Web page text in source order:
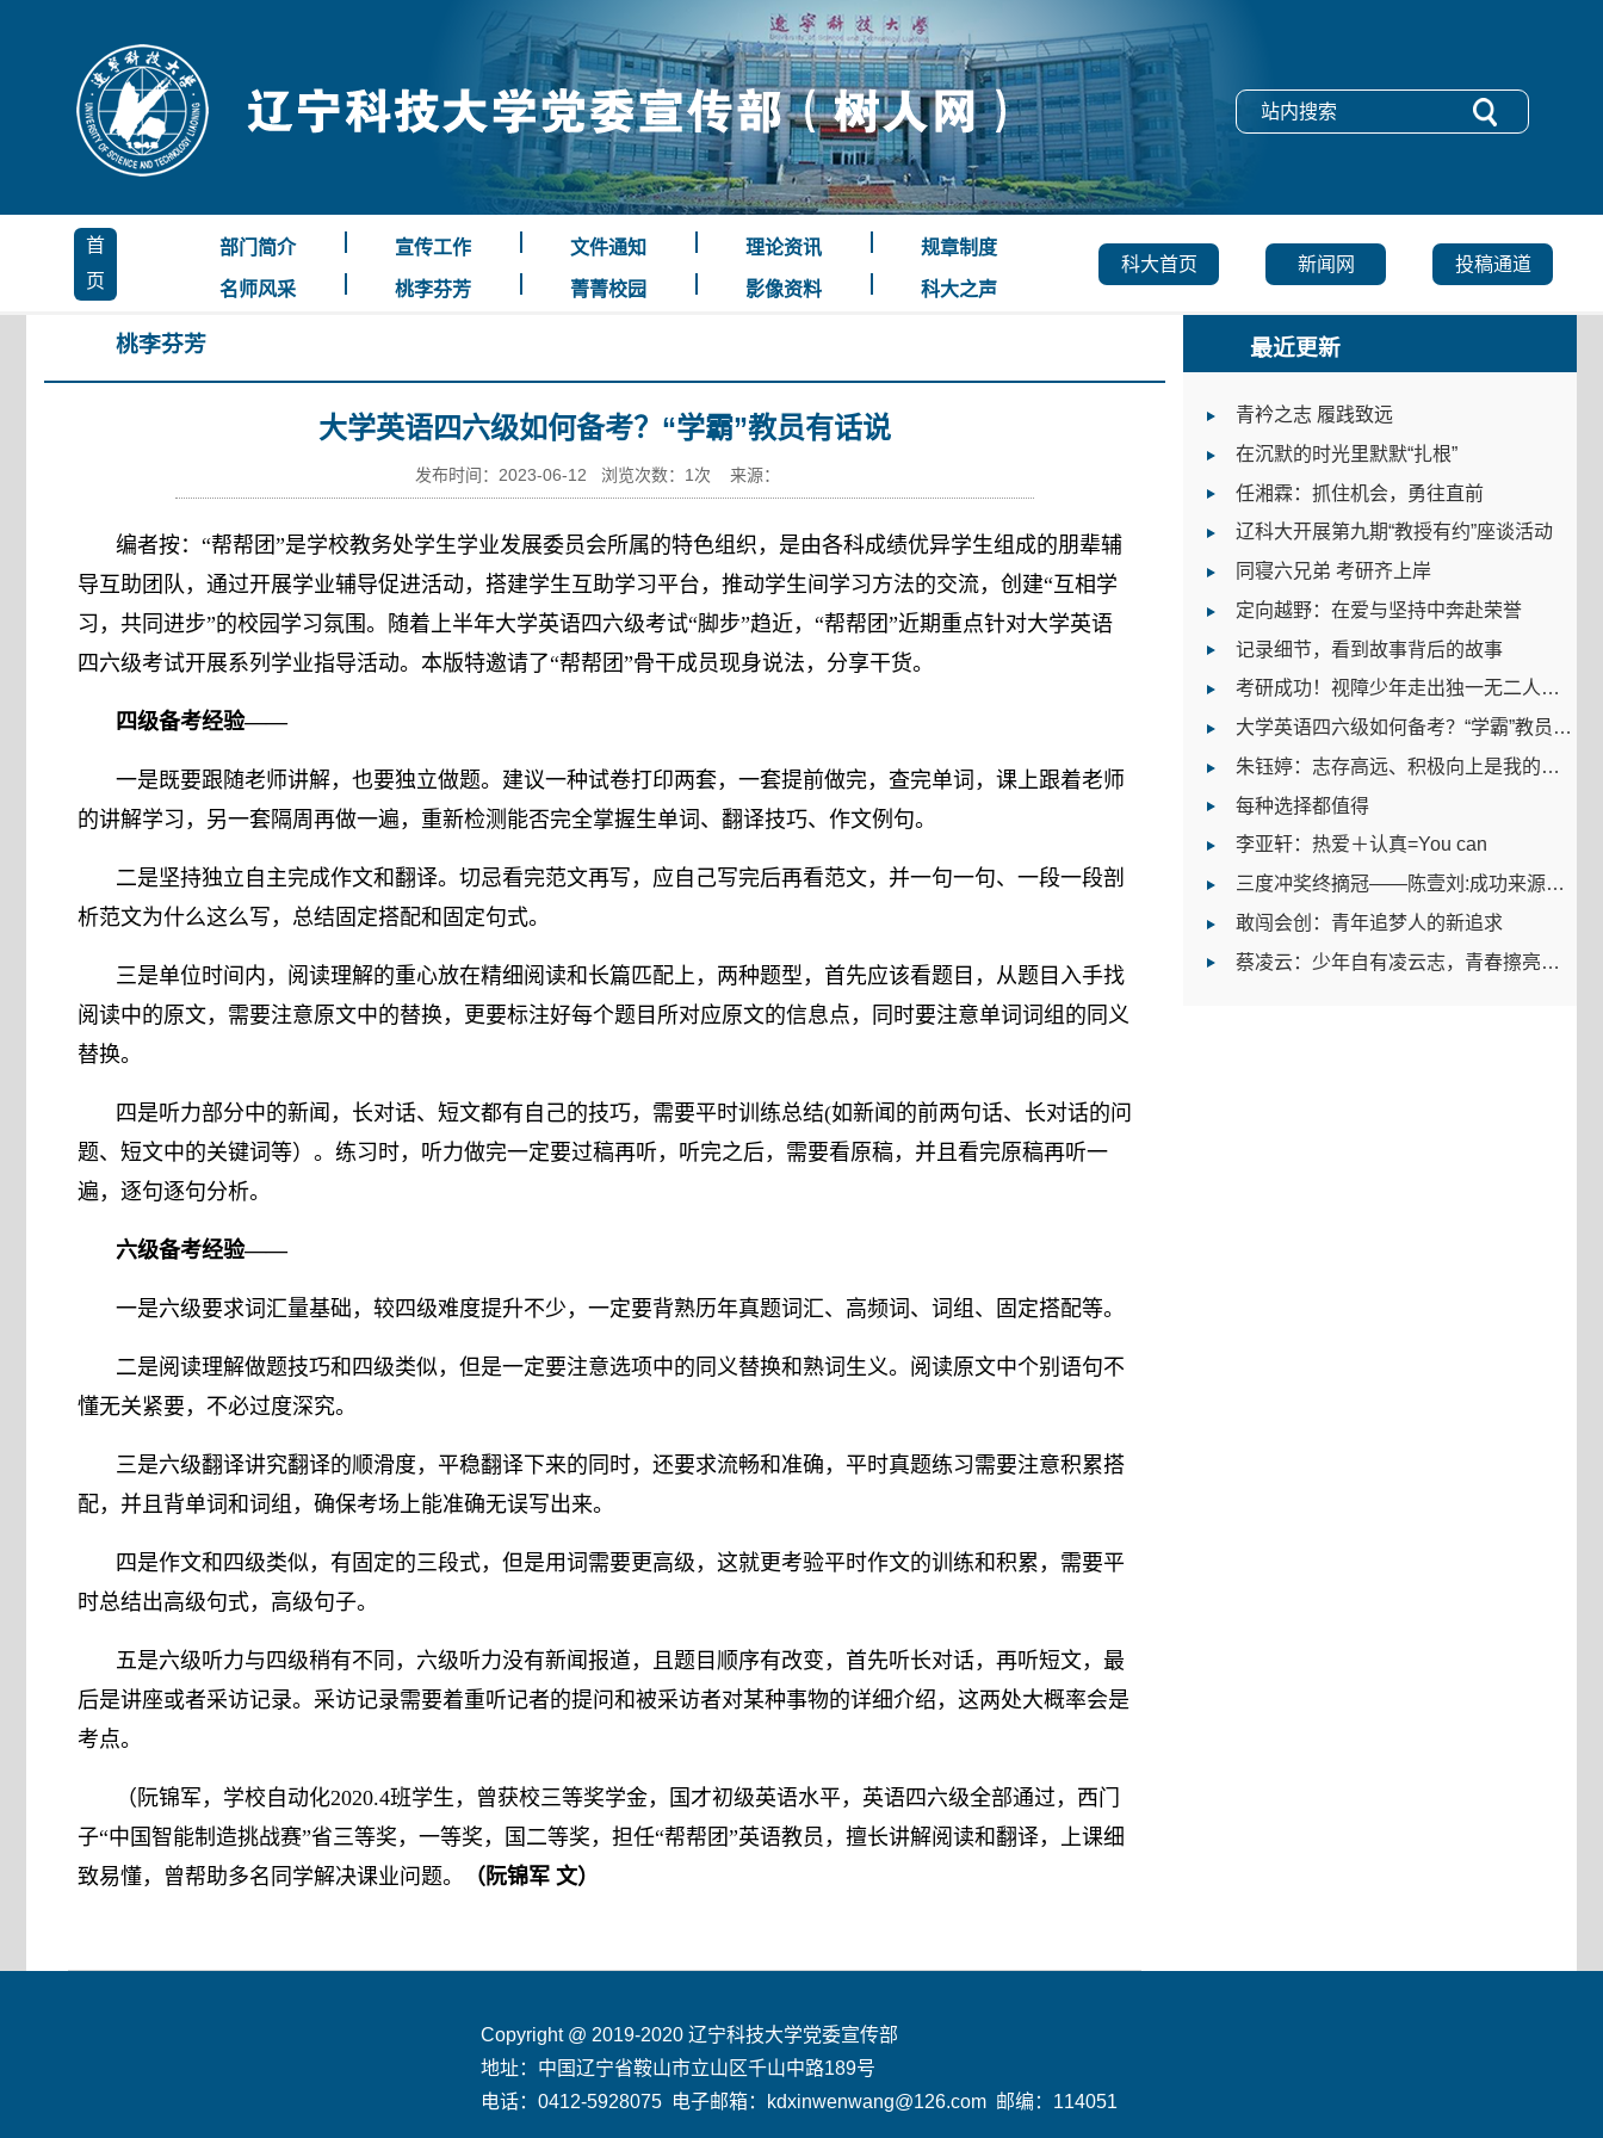
首
页
部门简介 宣传工作 文件通知 理论资讯 规章制度
名师风采 桃李芬芳 菁菁校园 影像资料 科大之声
科大首页 新闻网 投稿通道
桃李芬芳
大学英语四六级如何备考？“学霸”教员有话说
发布时间：2023-06-12 浏览次数： 1 次 来源：
编者按：“帮帮团”是学校教务处学生学业发展委员会所属的特色组织，是由各科成绩优异学生组成的朋辈辅
导互助团队，通过开展学业辅导促进活动，搭建学生互助学习平台，推动学生间学习方法的交流，创建“互相学
习，共同进步”的校园学习氛围。随着上半年大学英语四六级考试“脚步”趋近，“帮帮团”近期重点针对大学英语
四六级考试开展系列学业指导活动。本版特邀请了“帮帮团”骨干成员现身说法，分享干货。
四级备考经验——
一是既要跟随老师讲解，也要独立做题。建议一种试卷打印两套，一套提前做完，查完单词，课上跟着老师
的讲解学习，另一套隔周再做一遍，重新检测能否完全掌握生单词、翻译技巧、作文例句。
二是坚持独立自主完成作文和翻译。切忌看完范文再写，应自己写完后再看范文，并一句一句、一段一段剖
析范文为什么这么写，总结固定搭配和固定句式。
三是单位时间内，阅读理解的重心放在精细阅读和长篇匹配上，两种题型，首先应该看题目，从题目入手找
阅读中的原文，需要注意原文中的替换，更要标注好每个题目所对应原文的信息点，同时要注意单词词组的同义
替换。
四是听力部分中的新闻，长对话、短文都有自己的技巧，需要平时训练总结(如新闻的前两句话、长对话的问
题、短文中的关键词等）。练习时，听力做完一定要过稿再听，听完之后，需要看原稿，并且看完原稿再听一
遍，逐句逐句分析。
六级备考经验——
一是六级要求词汇量基础，较四级难度提升不少，一定要背熟历年真题词汇、高频词、词组、固定搭配等。
二是阅读理解做题技巧和四级类似，但是一定要注意选项中的同义替换和熟词生义。阅读原文中个别语句不
懂无关紧要，不必过度深究。
三是六级翻译讲究翻译的顺滑度，平稳翻译下来的同时，还要求流畅和准确，平时真题练习需要注意积累搭
配，并且背单词和词组，确保考场上能准确无误写出来。
四是作文和四级类似，有固定的三段式，但是用词需要更高级，这就更考验平时作文的训练和积累，需要平
时总结出高级句式，高级句子。
五是六级听力与四级稍有不同，六级听力没有新闻报道，且题目顺序有改变，首先听长对话，再听短文，最
后是讲座或者采访记录。采访记录需要着重听记者的提问和被采访者对某种事物的详细介绍，这两处大概率会是
考点。
（阮锦军，学校自动化2020.4班学生，曾获校三等奖学金，国才初级英语水平，英语四六级全部通过，西门
子“中国智能制造挑战赛”省三等奖，一等奖，国二等奖，担任“帮帮团”英语教员，擅长讲解阅读和翻译，上课细
致易懂，曾帮助多名同学解决课业问题。
（阮锦军 文）
最近更新
青衿之志 履践致远
在沉默的时光里默默“扎根”
任湘霖：抓住机会，勇往直前
辽科大开展第九期“教授有约”座谈活动
同寝六兄弟 考研齐上岸
定向越野：在爱与坚持中奔赴荣誉
记录细节，看到故事背后的故事
考研成功！视障少年走出独一无二人生路
大学英语四六级如何备考？“学霸”教员有话说
朱钰婷：志存高远、积极向上是我的大学之道
每种选择都值得
李亚轩：热爱＋认真=You can
三度冲奖终摘冠——陈壹刘:成功来源于自我挑战
敢闯会创：青年追梦人的新追求
蔡凌云：少年自有凌云志，青春擦亮志愿红
Copyright @ 2019-2020 辽宁科技大学党委宣传部
地址：中国辽宁省鞍山市立山区千山中路189号
电话：0412-5928075 电子邮箱：kdxinwenwang@126.com 邮编：114051